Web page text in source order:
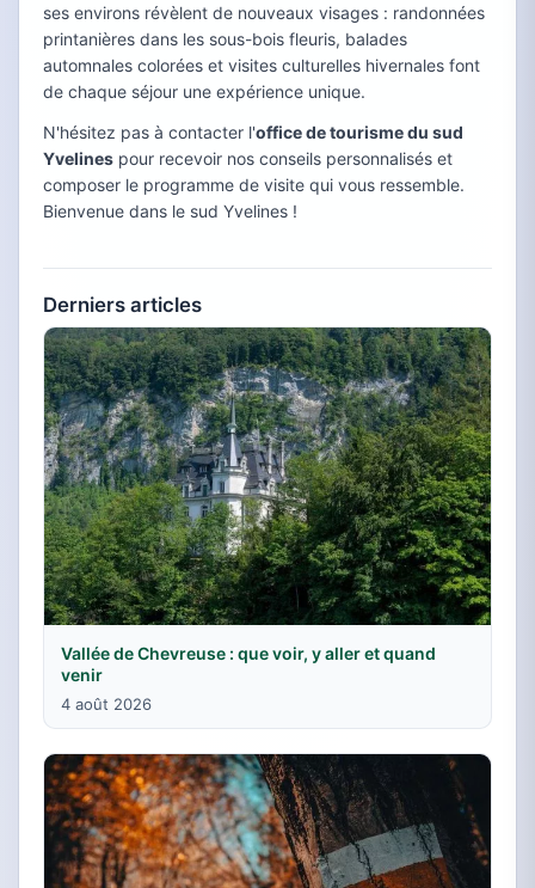
ses environs révèlent de nouveaux visages : randonnées
printanières dans les sous-bois fleuris, balades
automnales colorées et visites culturelles hivernales font
de chaque séjour une expérience unique.
N'hésitez pas à contacter l'office de tourisme du sud
Yvelines pour recevoir nos conseils personnalisés et
composer le programme de visite qui vous ressemble.
Bienvenue dans le sud Yvelines !
Derniers articles
Vallée de Chevreuse : que voir, y aller et quand
venir
4 août 2026